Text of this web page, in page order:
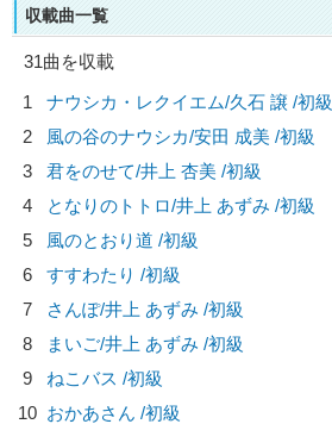
収載曲一覧
31曲を収載
1
ナウシカ・レクイエム/久石 譲 /初級
2
風の谷のナウシカ/安田 成美 /初級
3
君をのせて/井上 杏美 /初級
4
となりのトトロ/井上 あずみ /初級
5
風のとおり道 /初級
6
すすわたり /初級
7
さんぽ/井上 あずみ /初級
8
まいご/井上 あずみ /初級
9
ねこバス /初級
10 おかあさん /初級